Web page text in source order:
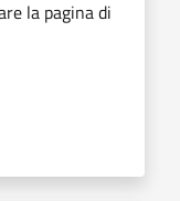
la pagina di